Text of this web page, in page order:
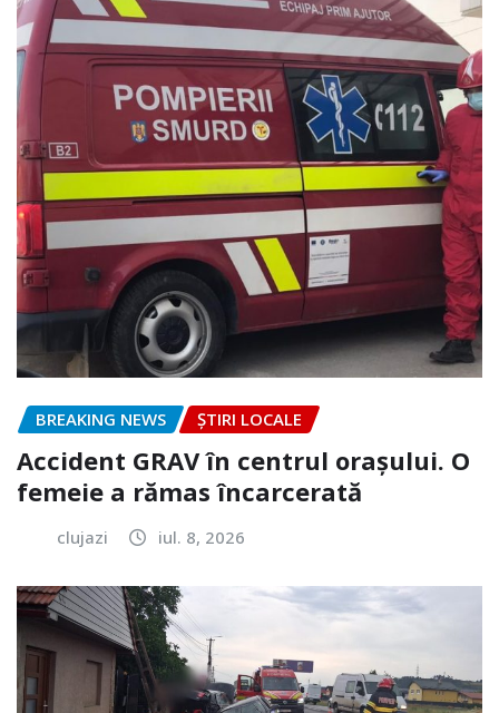
BREAKING NEWS ȘTIRI LOCALE
Accident GRAV în centrul orașului. O
femeie a rămas încarcerată
clujazi iul. 8, 2026